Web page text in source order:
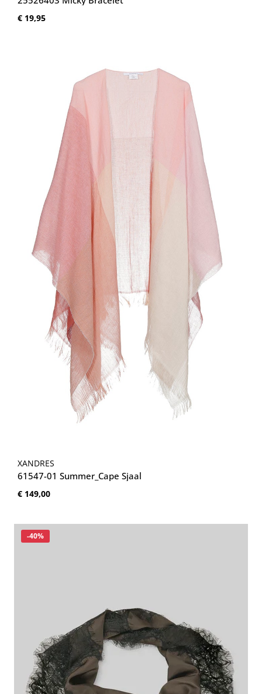
Normale prijs:
€ 19,95
XANDRES
61547-01 Summer_Cape Sjaal
Normale prijs:
€ 149,00
Korting
-40%